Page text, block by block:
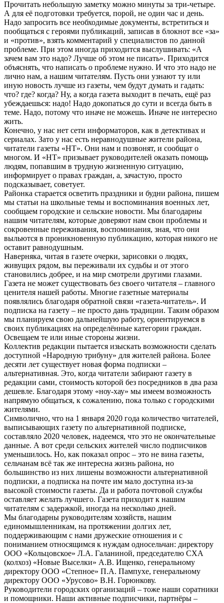
Прочитать небольшую заметку можно минуты за три-четыре.
А для её подготовки требуется, порой, не один час и день.
Надо запросить все необходимые документы, встретиться и
пообщаться с героями публикаций, записав в блокнот все «за»
и «против», взять комментарий у специалистов по данной
проблеме. При этом иногда приходится выслушивать: «А
зачем вам это надо? Лучше об этом не писать». Приходится
объяснять, что написать о проблеме нужно. И что это надо не
лично нам, а нашим читателям. Пусть они узнают ту или
иную новость лучше из газеты, чем будут думать и гадать:
что? где? когда? Ну, а когда газета выходит в печать, ещё раз
убеждаешься: надо! Надо докопаться до сути и всегда быть в
теме. Надо, потому что иначе не можешь. Иначе не интересно
жить.
Конечно, у нас нет сети информаторов, как в детективах и
сериалах. Зато у нас есть неравнодушные жители района,
читатели газеты «НТ». Они нам и позвонят, и сообщат о
многом. И «НТ» призывает руководителей оказать помощь
людям, попавшим в трудную жизненную ситуацию,
информирует о правах граждан, а, зачастую, просто
подсказывает, советует.
Районка старается осветить праздники и будни района, пишем
мы статьи на школьные темы и воспоминания военных лет,
сообщаем городские и сельские новости. Мы благодарны
нашим читателям, которые доверяют нам свои проблемы и
сокровенные переживания, воспоминания, зная, что они
выльются в проникновенную публикацию, которая никого не
оставит равнодушным.
Наверняка, читая в газете очерки, зарисовки о людях,
живущих рядом, вы переживали их судьбы и от этого
становились добрее, и на мир смотрели другими глазами.
Газета не может существовать без своего читателя – главного
ценителя нашей работы. Многие газетные материалы
появлялись благодаря обратной связи «газета-читатель». И
подписка на газету – не просто дань традиции. Таким образом
мы планируем свою дальнейшую работу, ориентируемся в
своих публикациях на определённые категории граждан.
Освещаем те или иные стороны жизни.
Коллектив редакции пытается изыскать возможности сделать
доступной «Народную трибуну» для жителей района. Более
десяти лет существует новая форма подписки –
альтернативная. Это, когда читатели забирают газету в
редакции сами, стоимость которой без посредников в два раза
дешевле. Благодаря этому «ноу-хау» мы имеем возможность
напрямую общаться, к сожалению, пока только с городскими
жителями.
Символично, что на 1 января 2020 года количество читателей,
выписывающих газету по альтернативной подписке,
составляло 2020 человек, надеемся, что это не окончательные
данные. А вот среди сельских жителей число подписчиков
уменьшилось. Но, как показал опрос – это не вина газеты,
сельчанам всё так же интересна жизнь района, но
большинство из них лишены возможности альтернативной
подписки, а подписка на почте им мало доступна из-за
высокой стоимости газеты. Да и работа почтовой службы
оставляет желать лучшего. Газета приходит к нашим
читателям с задержкой, иногда на несколько дней.
Мы благодарны руководителям хозяйств, нашим
единомышленникам, на протяжении долгих лет,
поддерживающим с нами дружеские отношения и с
пониманием относящимся к нуждам односельчан: директору
ООО «Кольцовское» Л.А. Галаниной, председателю СХА
(колхоз) «Новые Выселки» А.В. Ищенко, генеральному
директору ООО «Степное» П.А. Пампухе, генеральному
директору ООО «Урусово» В.Н. Горюнкову.
Руководители городских организаций – тоже наши соратники
и помощники. Наши активные подписчики, партнёры –